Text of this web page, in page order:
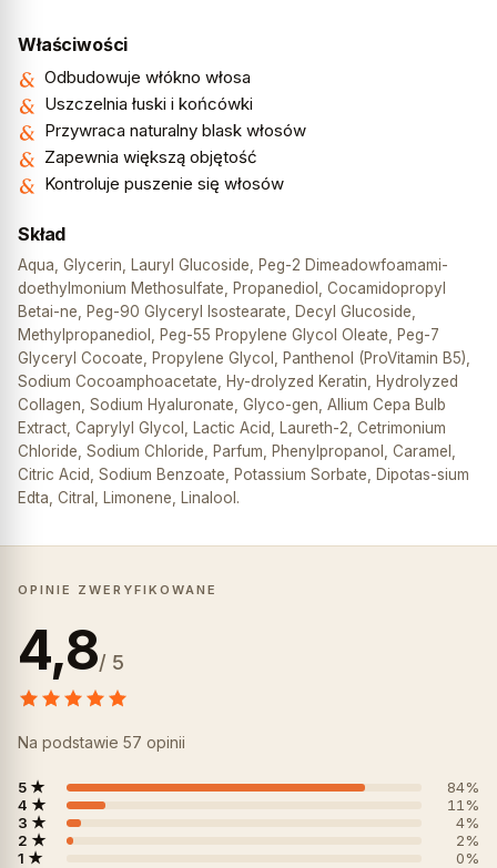
Właściwości
Odbudowuje włókno włosa
Uszczelnia łuski i końcówki
Przywraca naturalny blask włosów
Zapewnia większą objętość
Kontroluje puszenie się włosów
Skład
Aqua, Glycerin, Lauryl Glucoside, Peg-2 Dimeadowfoamami-
doethylmonium Methosulfate, Propanediol, Cocamidopropyl
Betai-ne, Peg-90 Glyceryl Isostearate, Decyl Glucoside,
Methylpropanediol, Peg-55 Propylene Glycol Oleate, Peg-7
Glyceryl Cocoate, Propylene Glycol, Panthenol (ProVitamin B5),
Sodium Cocoamphoacetate, Hy-drolyzed Keratin, Hydrolyzed
Collagen, Sodium Hyaluronate, Glyco-gen, Allium Cepa Bulb
Extract, Caprylyl Glycol, Lactic Acid, Laureth-2, Cetrimonium
Chloride, Sodium Chloride, Parfum, Phenylpropanol, Caramel,
Citric Acid, Sodium Benzoate, Potassium Sorbate, Dipotas-sium
Edta, Citral, Limonene, Linalool.
OPINIE ZWERYFIKOWANE
4,8/ 5
Na podstawie 57 opinii
5 ★
84%
4 ★
11%
3 ★
4%
2 ★
2%
1 ★
0%